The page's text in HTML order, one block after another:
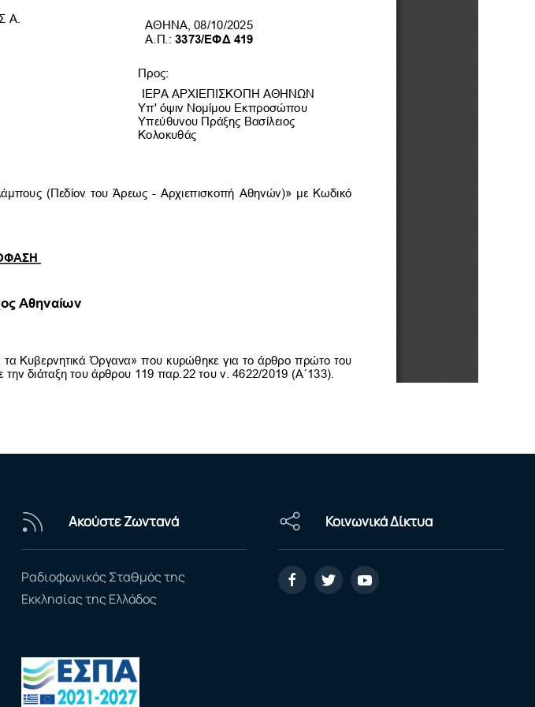
Ακούστε Ζωντανά
Ραδιοφωνικός Σταθμός της
Εκκλησίας της Ελλάδος
Κοινωνικά Δίκτυα